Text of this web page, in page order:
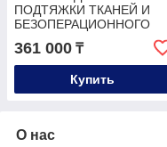
ПОДТЯЖКИ ТКАНЕЙ И
БЕЗОПЕРАЦИОННОГО
PANTHER
361 000 ₸
Купить
О нас